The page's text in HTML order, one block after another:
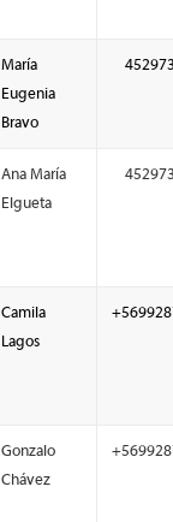
María
Eugenia
Bravo
Ana María
Elgueta
Camila
Lagos
Gonzalo
Chávez